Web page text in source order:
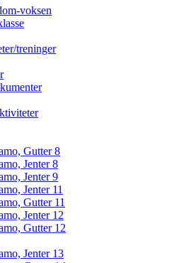
voksen
treninger
Gutter 8
Jenter 8
Jenter 9
Jenter 11
Gutter 11
Jenter 12
Gutter 12
Jenter 13